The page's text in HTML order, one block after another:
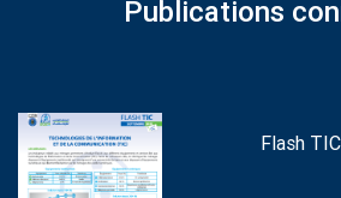
Publications
Flash TIC